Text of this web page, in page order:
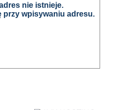
nie istnieje.
przy wpisywaniu adresu.